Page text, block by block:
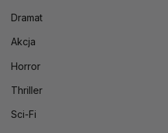
Dramat
Akcja
Horror
Thriller
Sci-Fi